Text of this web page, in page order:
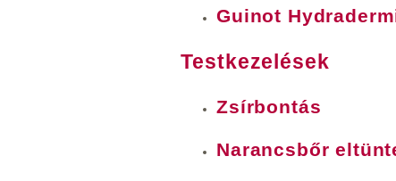
Guinot
Testkezelések
Zsírbontás
Narancsbőr